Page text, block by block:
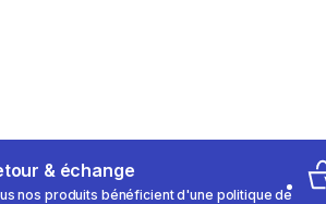
& échange
nos produits bénéficient d'une politique de